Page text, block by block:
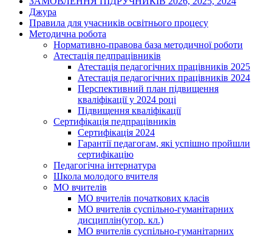
Джура
Правила для учасників освітнього процесу
Методична робота
Нормативно-правова база методичної роботи
Атестація педпрацівників
Атестація педагогічних працівників 2025
Атестація педагогічних працівників 2024
Перспективний план підвищення
кваліфікації у 2024 році
Підвищення кваліфікації
Сертифікація педпрацівників
Сертифікація 2024
Гарантії педагогам, які успішно пройшли
сертифікацію
Педагогічна інтернатура
Школа молодого вчителя
МО вчителів
МО вчителів початкових класів
МО вчителів суспільно-гуманітарних
дисциплін(угор. кл.)
МО вчителів суспільно-гуманітарних